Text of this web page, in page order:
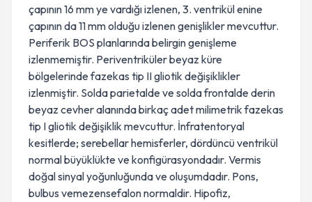
çapının 16 mm ye vardığı izlenen, 3. ventrikül enine
çapının da 11 mm olduğu izlenen genişlikler mevcuttur.
Periferik BOS planlarında belirgin genişleme
izlenmemiştir. Periventriküler beyaz küre
bölgelerinde fazekas tip II gliotik değişiklikler
izlenmiştir. Solda parietalde ve solda frontalde derin
beyaz cevher alanında birkaç adet milimetrik fazekas
tip I gliotik değişiklik mevcuttur. İnfratentoryal
kesitlerde; serebellar hemisferler, dördüncü ventrikül
normal büyüklükte ve konfigürasyondadır. Vermis
doğal sinyal yoğunluğunda ve oluşumdadır. Pons,
bulbus vemezensefalon normaldir. Hipofiz,